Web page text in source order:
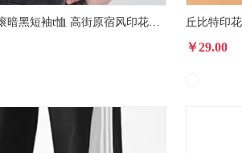
新款夏季摇滚暗黑短袖t恤 高街原宿风印花男士纯棉T恤 丘比特印
￥29.00